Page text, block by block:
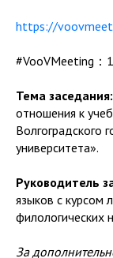
https://
#VooVMeeting：
Тема
отношения к
Волгоградского
университета».
Руководитель
языков с курсом
филологических
За